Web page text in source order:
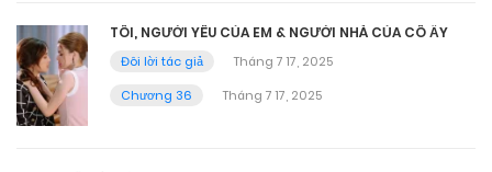
TÔI, NGƯỜI YÊU CỦA EM & NGƯỜI NHÀ CỦA CÔ ẤY
Đôi lời tác giả
Tháng 7 17, 2025
Chương 36
Tháng 7 17, 2025